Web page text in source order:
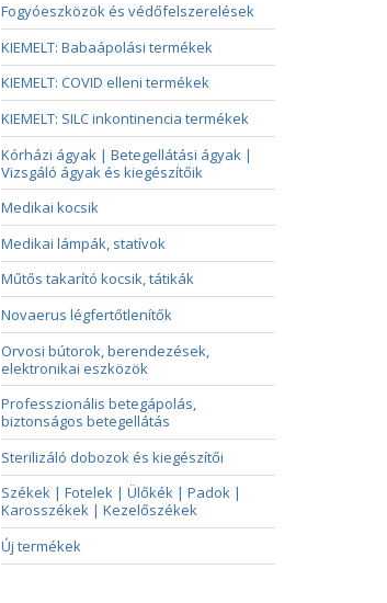
Fogyóeszközök és védőfelszerelések
KIEMELT: Babaápolási termékek
KIEMELT: COVID elleni termékek
KIEMELT: SILC inkontinencia termékek
Kórházi ágyak | Betegellátási ágyak |
Vizsgáló ágyak és kiegészítőik
Medikai kocsik
Medikai lámpák, statívok
Műtős takarító kocsik, tátikák
Novaerus légfertőtlenítők
Orvosi bútorok, berendezések,
elektronikai eszközök
Professzionális betegápolás,
biztonságos betegellátás
Sterilizáló dobozok és kiegészítői
Székek | Fotelek | Ülőkék | Padok |
Karosszékek | Kezelőszékek
Új termékek